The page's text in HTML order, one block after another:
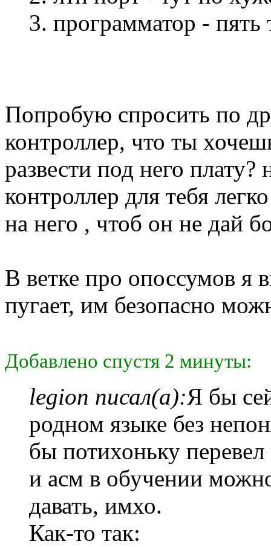
3. программатор - пять
Попробую спросить по
контроллер, что ты
развести под него плату?
контроллер для тебя
на него , чтоб он не дай
В ветке про опоссумов я
пугает, им безопасно
Добавлено спустя 2 минуты:
legion писал(а):Я бы
родном языке без
бы потихоньку
и асм в обучении
давать, имхо.
Как-то так: